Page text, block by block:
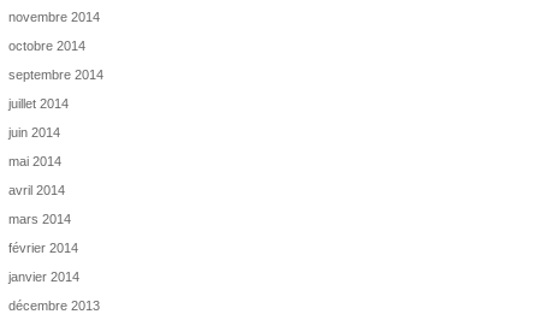
novembre 2014
octobre 2014
septembre 2014
juillet 2014
juin 2014
mai 2014
avril 2014
mars 2014
février 2014
janvier 2014
décembre 2013